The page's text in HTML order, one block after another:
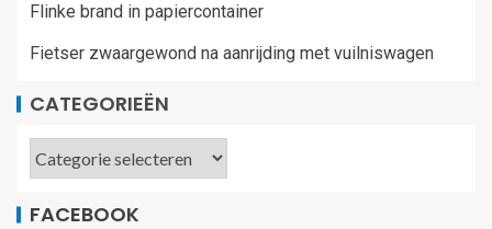
Flinke brand in papiercontainer
Fietser zwaargewond na aanrijding met vuilniswagen
CATEGORIEËN
FACEBOOK